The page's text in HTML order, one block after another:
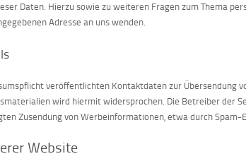
Daten. Hierzu sowie zu weiteren Fragen zum Thema
Adresse an uns wenden.
veröffentlichten Kontaktdaten zur Übersendung
wird hiermit widersprochen. Die Betreiber der
Zusendung von Werbeinformationen, etwa durch Spam-
Website